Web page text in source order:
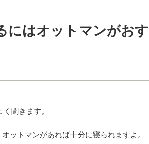
にはオットマンがおす
聞きます。
ットマンがあれば十分に寝られますよ。